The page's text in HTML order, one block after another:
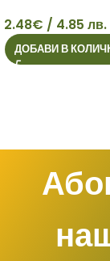
2
2.48€ / 4.85 лв.
ДОБАВИ В